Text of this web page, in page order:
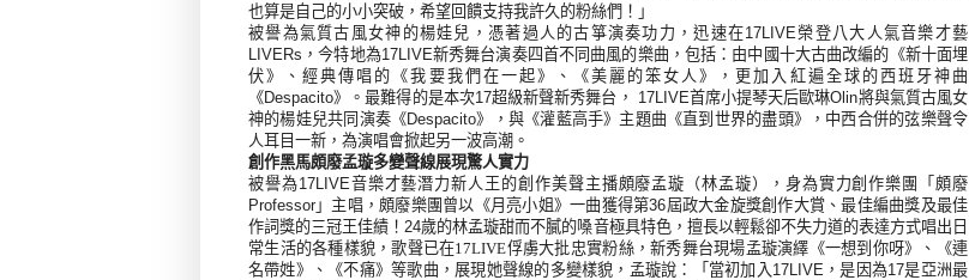
也算是自己的小小突破，希望回饋支持我許久的粉絲們！」
被譽為氣質古風女神的楊娃兒，憑著過人的古箏演奏功力，迅速在17LIVE榮登八大人氣音樂才藝
LIVERs ，今特地為17LIVE新秀舞台演奏四首不同曲風的樂曲，包括：由中國十大古曲改編的《新十面埋
伏》、經典傳唱的《我要我們在一起》、《美麗的笨女人》，更加入紅遍全球的西班牙神曲
《Despacito》。最難得的是本次17超級新聲新秀舞台， 17LIVE首席小提琴天后歐琳Olin將與氣質古風女
神的楊娃兒共同演奏《Despacito》，與《灌藍高手》主題曲《直到世界的盡頭》，中西合併的弦樂聲令
人耳目一新，為演唱會掀起另一波高潮。
創作黑馬頗廢孟璇多變聲線展現驚人實力
被譽為17LIVE音樂才藝潛力新人王的創作美聲主播頗廢孟璇（林孟璇），身為實力創作樂團「頗廢
Professor 」主唱，頗廢樂團曾以《月亮小姐》一曲獲得第36屆政大金旋獎創作大賞 、最佳編曲獎及最佳
作詞獎的三冠王佳績！ 24歲的林孟璇甜而不膩的嗓音極具特色，擅長以輕鬆卻不失力道的表達方式唱出日
常生活的各種樣貌，歌聲已在17LIVE俘虜大批忠實粉絲，新秀舞台現場孟璇演繹《一想到你呀》、《連
名帶姓》、《不痛》等歌曲，展現她聲線的多變樣貌，孟璇說：「當初加入17LIVE，是因為17是亞洲最